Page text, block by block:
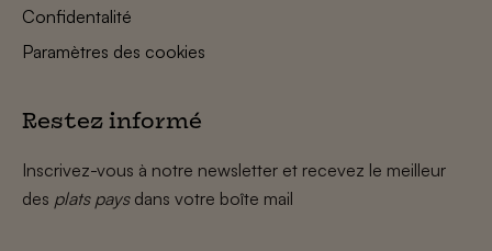
Confidentalité
Paramètres des cookies
Restez informé
Inscrivez-vous à notre newsletter et recevez le meilleur
des plats paysdans votre boîte mail